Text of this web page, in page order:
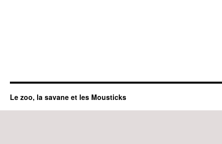
Le zoo, la savane et les Mousticks